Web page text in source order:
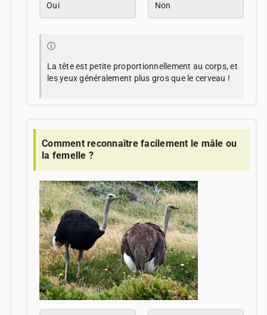
Oui Non
ⓘ
La tête est petite proportionnellement au corps, et
les yeux généralement plus gros que le cerveau !
Comment reconnaître facilement le mâle ou
la femelle ?